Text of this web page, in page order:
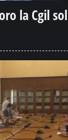
la Cgil